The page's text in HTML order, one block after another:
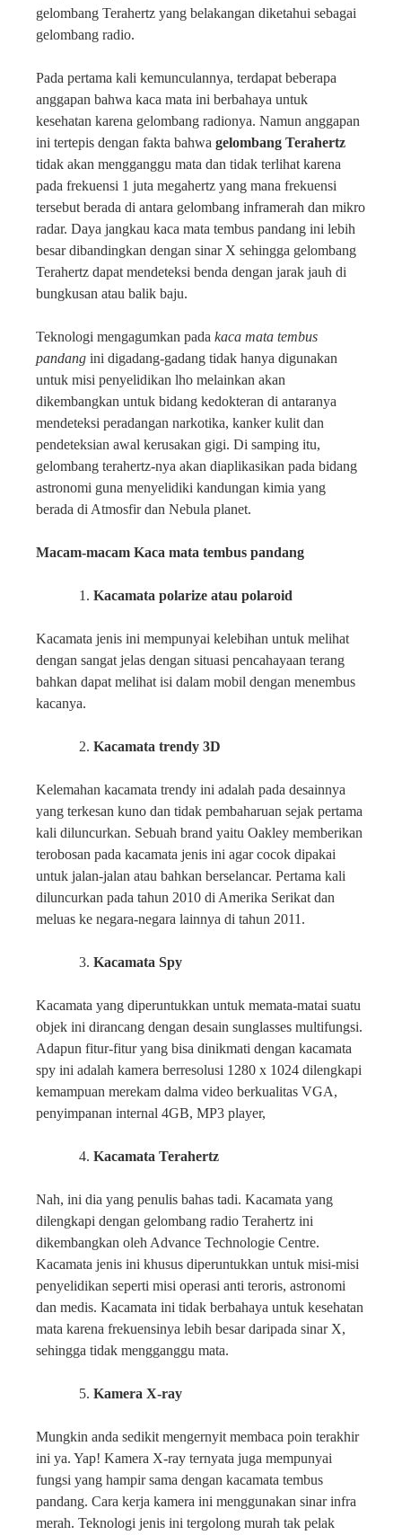
gelombang Terahertz yang belakangan diketahui sebagai
gelombang radio.
Pada pertama kali kemunculannya, terdapat beberapa
anggapan bahwa kaca mata ini berbahaya untuk
kesehatan karena gelombang radionya. Namun anggapan
ini tertepis dengan fakta bahwa gelombang Terahertz
tidak akan mengganggu mata dan tidak terlihat karena
pada frekuensi 1 juta megahertz yang mana frekuensi
tersebut berada di antara gelombang inframerah dan mikro
radar. Daya jangkau kaca mata tembus pandang ini lebih
besar dibandingkan dengan sinar X sehingga gelombang
Terahertz dapat mendeteksi benda dengan jarak jauh di
bungkusan atau balik baju.
Teknologi mengagumkan pada kaca mata tembus
pandang ini digadang-gadang tidak hanya digunakan
untuk misi penyelidikan lho melainkan akan
dikembangkan untuk bidang kedokteran di antaranya
mendeteksi peradangan narkotika, kanker kulit dan
pendeteksian awal kerusakan gigi. Di samping itu,
gelombang terahertz-nya akan diaplikasikan pada bidang
astronomi guna menyelidiki kandungan kimia yang
berada di Atmosfir dan Nebula planet.
Macam-macam Kaca mata tembus pandang
Kacamata polarize atau polaroid
Kacamata jenis ini mempunyai kelebihan untuk melihat
dengan sangat jelas dengan situasi pencahayaan terang
bahkan dapat melihat isi dalam mobil dengan menembus
kacanya.
Kacamata trendy 3D
Kelemahan kacamata trendy ini adalah pada desainnya
yang terkesan kuno dan tidak pembaharuan sejak pertama
kali diluncurkan. Sebuah brand yaitu Oakley memberikan
terobosan pada kacamata jenis ini agar cocok dipakai
untuk jalan-jalan atau bahkan berselancar. Pertama kali
diluncurkan pada tahun 2010 di Amerika Serikat dan
meluas ke negara-negara lainnya di tahun 2011.
Kacamata Spy
Kacamata yang diperuntukkan untuk memata-matai suatu
objek ini dirancang dengan desain sunglasses multifungsi.
Adapun fitur-fitur yang bisa dinikmati dengan kacamata
spy ini adalah kamera berresolusi 1280 x 1024 dilengkapi
kemampuan merekam dalma video berkualitas VGA,
penyimpanan internal 4GB, MP3 player,
Kacamata Terahertz
Nah, ini dia yang penulis bahas tadi. Kacamata yang
dilengkapi dengan gelombang radio Terahertz ini
dikembangkan oleh Advance Technologie Centre.
Kacamata jenis ini khusus diperuntukkan untuk misi-misi
penyelidikan seperti misi operasi anti teroris, astronomi
dan medis. Kacamata ini tidak berbahaya untuk kesehatan
mata karena frekuensinya lebih besar daripada sinar X,
sehingga tidak mengganggu mata.
Kamera X-ray
Mungkin anda sedikit mengernyit membaca poin terakhir
ini ya. Yap! Kamera X-ray ternyata juga mempunyai
fungsi yang hampir sama dengan kacamata tembus
pandang. Cara kerja kamera ini menggunakan sinar infra
merah. Teknologi jenis ini tergolong murah tak pelak